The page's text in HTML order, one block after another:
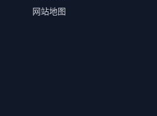
网站地图